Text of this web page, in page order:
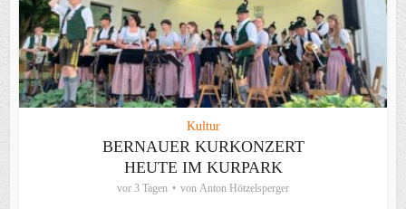
Kultur
BERNAUER KURKONZERT
HEUTE IM KURPARK
vor 3 Tagen von Anton Hötzelsperger